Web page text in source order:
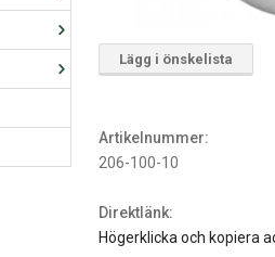
Lägg i önskelista
Artikelnummer:
206-100-10
Direktlänk:
Högerklicka och kopiera